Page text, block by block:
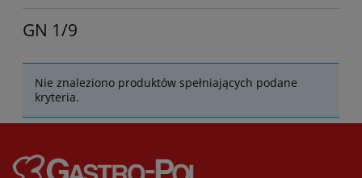
GN 1/9
Nie znaleziono produktów spełniających podane
kryteria.